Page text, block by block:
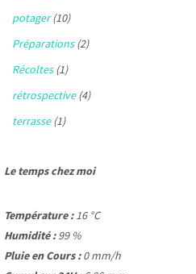
potager(10)
Préparations(2)
Récoltes(1)
rétrospective(4)
terrasse(1)
Le temps chez moi
Température :16 °C
Humidité :99 %
Pluie en Cours :0 mm/h